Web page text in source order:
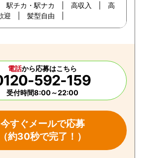
チカ・駅ナカ | 高収入 | 高
迎 | 髪型自由 |
電話から応募はこちら
592-159
受付時間8:00～22:00
今すぐメールで応募
（約30秒で完了！）